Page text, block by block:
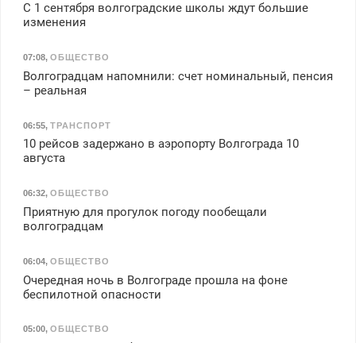
С 1 сентября волгоградские школы ждут большие
изменения
07:08, ОБЩЕСТВО
Волгоградцам напомнили: счет номинальный, пенсия
– реальная
06:55, ТРАНСПОРТ
10 рейсов задержано в аэропорту Волгограда 10
августа
06:32, ОБЩЕСТВО
Приятную для прогулок погоду пообещали
волгоградцам
06:04, ОБЩЕСТВО
Очередная ночь в Волгограде прошла на фоне
беспилотной опасности
05:00, ОБЩЕСТВО